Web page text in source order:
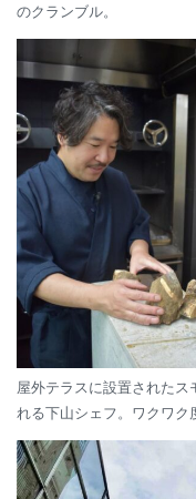
のクランブル。
屋外テラスに設置されたス
れる下山シェフ。ワクワク